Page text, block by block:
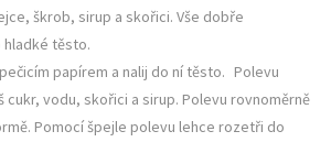
škrob, sirup a skořici. Vše dobře
těsto.
papírem a nalij do ní těsto. Polevu
cukr, vodu, skořici a sirup. Polevu rovnoměrně
Pomocí špejle polevu lehce rozetři do